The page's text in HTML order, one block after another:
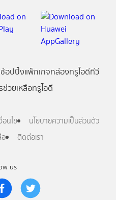
us
ช้อปปิ้งแพ็กเกจกล่องทรูไอดีทีวี
ช่วยเหลือทรูไอดี
อนไข
นโยบายความเป็นส่วนตัว
อ
ติดต่อเรา